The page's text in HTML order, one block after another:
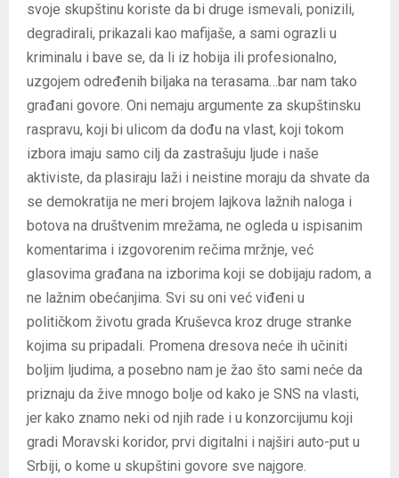
svoje skupštinu koriste da bi druge ismevali, ponizili,
degradirali, prikazali kao mafijaše, a sami ograzli u
kriminalu i bave se, da li iz hobija ili profesionalno,
uzgojem određenih biljaka na terasama…bar nam tako
građani govore. Oni nemaju argumente za skupštinsku
raspravu, koji bi ulicom da dođu na vlast, koji tokom
izbora imaju samo cilj da zastrašuju ljude i naše
aktiviste, da plasiraju laži i neistine moraju da shvate da
se demokratija ne meri brojem lajkova lažnih naloga i
botova na društvenim mrežama, ne ogleda u ispisanim
komentarima i izgovorenim rečima mržnje, već
glasovima građana na izborima koji se dobijaju radom, a
ne lažnim obećanjima. Svi su oni već viđeni u
političkom životu grada Kruševca kroz druge stranke
kojima su pripadali. Promena dresova neće ih učiniti
boljim ljudima, a posebno nam je žao što sami neće da
priznaju da žive mnogo bolje od kako je SNS na vlasti,
jer kako znamo neki od njih rade i u konzorcijumu koji
gradi Moravski koridor, prvi digitalni i najširi auto-put u
Srbiji, o kome u skupštini govore sve najgore.